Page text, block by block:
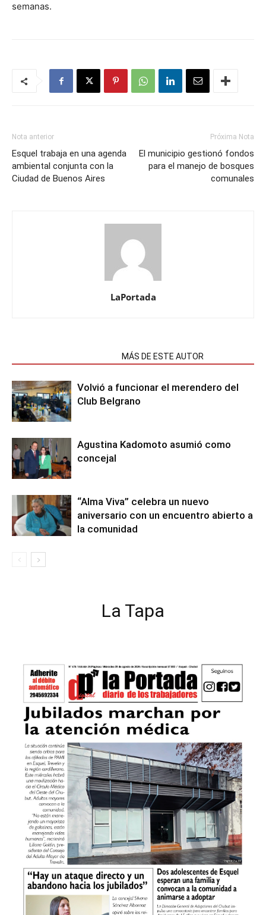
semanas.
Nota anterior
Esquel trabaja en una agenda
ambiental conjunta con la
Ciudad de Buenos Aires
Próxima Nota
El municipio gestionó fondos
para el manejo de bosques
comunales
LaPortada
MÁS DE ESTE AUTOR
Volvió a funcionar el merendero del
Club Belgrano
Agustina Kadomoto asumió como
concejal
“Alma Viva” celebra un nuevo
aniversario con un encuentro abierto a
la comunidad
La Tapa